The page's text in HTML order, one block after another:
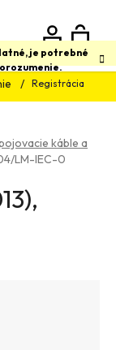
je potrebné
Registrácia
Hľadať
káble a
LM-IEC-0